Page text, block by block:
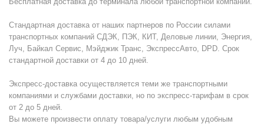
Стандартная доставка от наших партнеров по России силами
транспортных компаний СДЭК, ПЭК, КИТ, Деловые линии, Энергия,
Луч, Байкал Сервис, Мэйджик Транс, ЭкспрессАвто, DPD. Срок
стандартной доставки от 4 до 10 дней.
Экспресс-доставка осуществляется теми же транспортными
компаниями и службами доставки, но по экспресс-тарифам в срок
от 2 до 5 дней.
Вы можете произвести оплату товара/услуги любым удобным